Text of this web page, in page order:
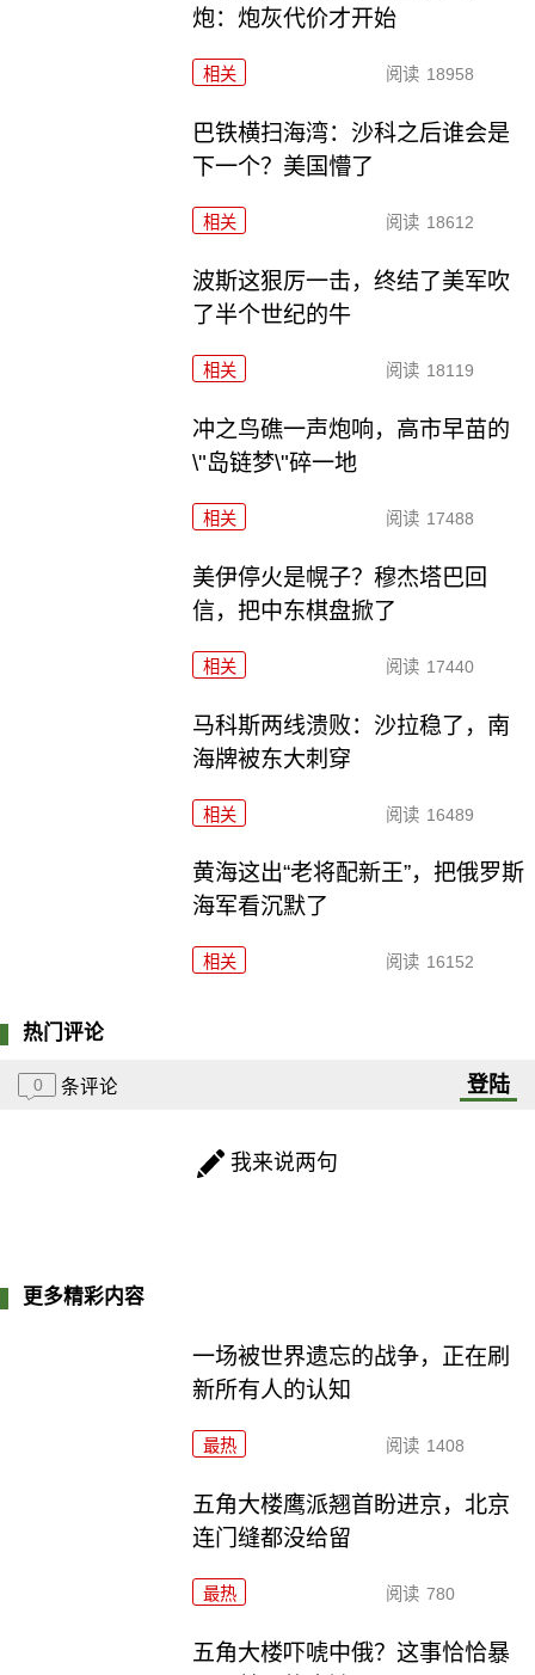
炮：炮灰代价才开始
相关 阅读 18958
巴铁横扫海湾：沙科之后谁会是
下一个？美国懵了
相关 阅读 18612
波斯这狠厉一击，终结了美军吹
了半个世纪的牛
相关 阅读 18119
冲之鸟礁一声炮响，高市早苗的
\"岛链梦\"碎一地
相关 阅读 17488
美伊停火是幌子？穆杰塔巴回
信，把中东棋盘掀了
相关 阅读 17440
马科斯两线溃败：沙拉稳了，南
海牌被东大刺穿
相关 阅读 16489
黄海这出“老将配新王”，把俄罗斯
海军看沉默了
相关 阅读 16152
热门评论
0 条评论 登陆
我来说两句
更多精彩内容
一场被世界遗忘的战争，正在刷
新所有人的认知
最热 阅读 1408
五角大楼鹰派翘首盼进京，北京
连门缝都没给留
最热 阅读 780
五角大楼吓唬中俄？这事恰恰暴